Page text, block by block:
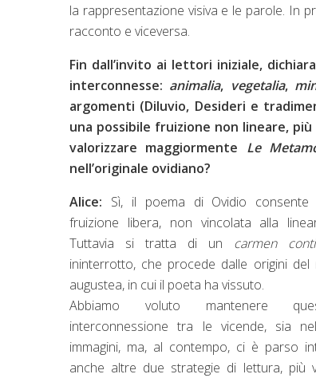
la rappresentazione visiva e le parole. In
racconto e viceversa.
Fin dall’invito ai lettori iniziale,
interconnesse: animalia, vegetalia,
argomenti (Diluvio, Desideri e
una possibile fruizione non lineare,
valorizzare maggiormente Le
nell’originale ovidiano?
Alice: Sì, il poema di Ovidio consente
fruizione libera, non vincolata alla
Tuttavia si tratta di un carmen
ininterrotto, che procede dalle origini del
augustea, in cui il poeta ha vissuto.
Abbiamo voluto mantenere
interconnessione tra le vicende, sia
immagini, ma, al contempo, ci è parso
anche altre due strategie di lettura, più